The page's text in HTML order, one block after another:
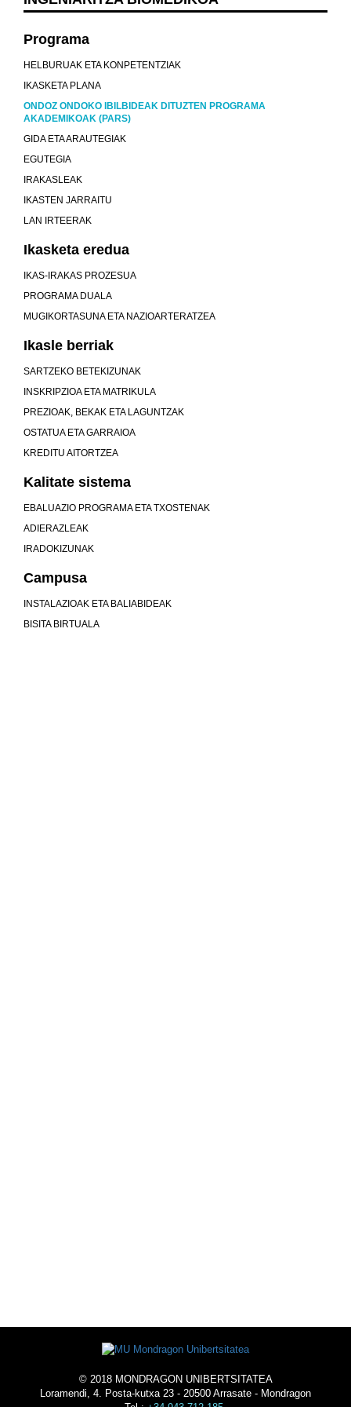
Programa
HELBURUAK ETA KONPETENTZIAK
IKASKETA PLANA
ONDOZ ONDOKO IBILBIDEAK DITUZTEN PROGRAMA
AKADEMIKOAK (PARS)
GIDA ETA ARAUTEGIAK
EGUTEGIA
IRAKASLEAK
IKASTEN JARRAITU
LAN IRTEERAK
Ikasketa eredua
IKAS-IRAKAS PROZESUA
PROGRAMA DUALA
MUGIKORTASUNA ETA NAZIOARTERATZEA
Ikasle berriak
SARTZEKO BETEKIZUNAK
INSKRIPZIOA ETA MATRIKULA
PREZIOAK, BEKAK ETA LAGUNTZAK
OSTATUA ETA GARRAIOA
KREDITU AITORTZEA
Kalitate sistema
EBALUAZIO PROGRAMA ETA TXOSTENAK
ADIERAZLEAK
IRADOKIZUNAK
Campusa
INSTALAZIOAK ETA BALIABIDEAK
BISITA BIRTUALA
© 2018 MONDRAGON UNIBERTSITATEA
Loramendi, 4. Posta-kutxa 23 - 20500 Arrasate - Mondragon